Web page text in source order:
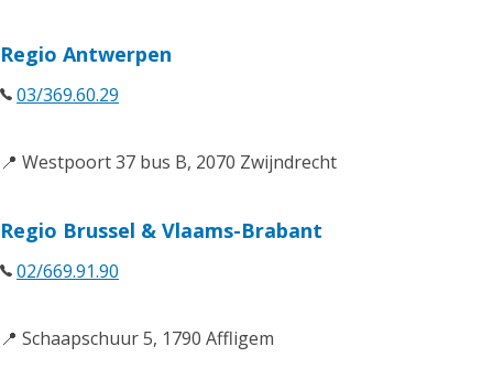
Regio Antwerpen
03/369.60.29
📍 Westpoort 37 bus B, 2070 Zwijndrecht
Regio Brussel & Vlaams-Brabant
02/669.91.90
📍 Schaapschuur 5, 1790 Affligem